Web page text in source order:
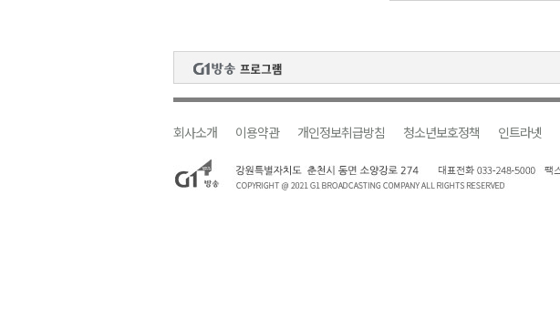
<숨겨진 강원> 양구에서 600년 백자의 흔적을 보다
회사소개 이용약관 개인정보취급방침 청소년보호정책 인트라넷